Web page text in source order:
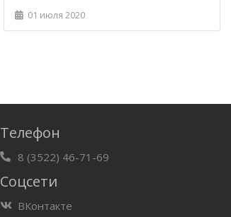
01 июля 2020
Телефон
8 (3522) 46-71-69
Соцсети
ВКонтакте